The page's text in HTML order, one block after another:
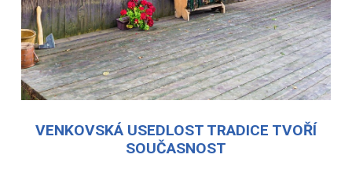
VENKOVSKÁ USEDLOST TRADICE TVOŘÍ
SOUČASNOST